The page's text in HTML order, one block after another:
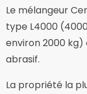
Le mélangeur
type L4000
environ 2000
abrasif.
La propriété la